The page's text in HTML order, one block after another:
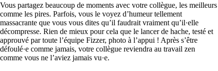
Vous partagez beaucoup de moments avec votre collègue, les meilleurs
comme les pires. Parfois, vous le voyez d’humeur tellement
massacrante que vous vous dites qu’il faudrait vraiment qu’il·elle
décompresse. Rien de mieux pour cela que le lancer de hache, testé et
approuvé par toute l’équipe Fizzer, photo à l’appui ! Après s’être
défoulé·e comme jamais, votre collègue reviendra au travail zen
comme vous ne l’aviez jamais vu·e.